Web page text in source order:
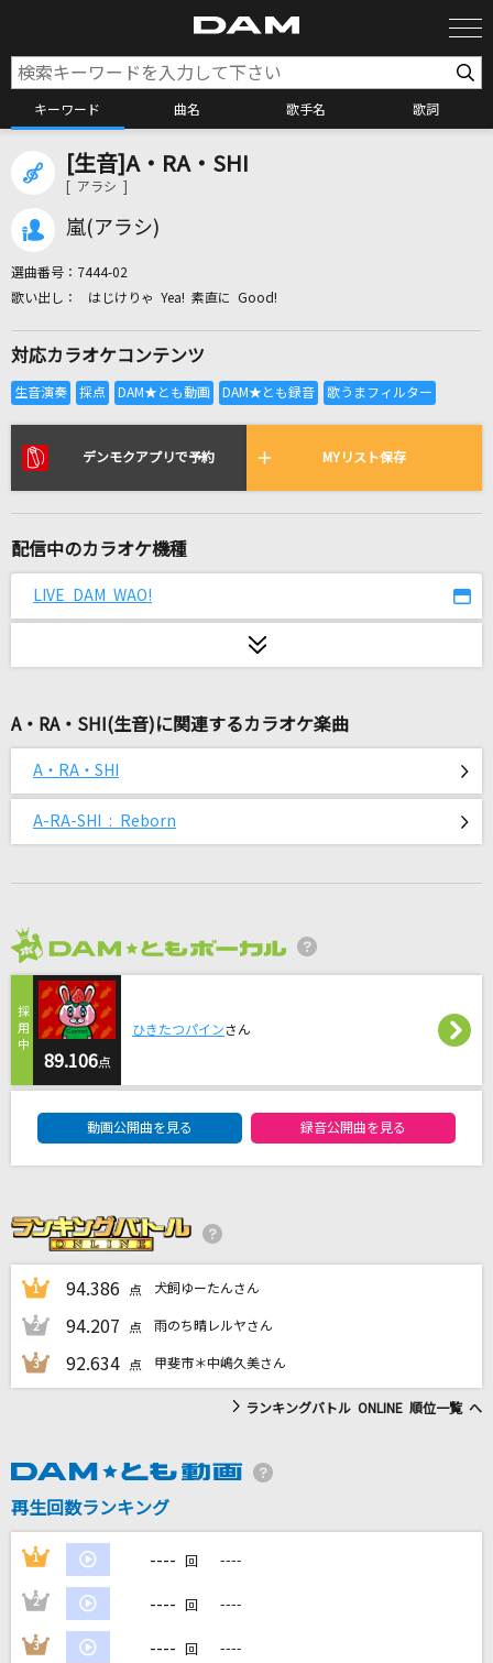
キーワード 曲名 歌手名 歌詞
カラオケ検索
全国りれき
リアルタイムで歌われている曲の一覧
クスシキ
It's Me
周波数
SEKAI NO OWARI(世界の終わり)
チェッカーズ
好きすぎて滅！
M!LK
[生音]プライド革命
CHiCO with HoneyWorks
花になって(TVアニメ『薬屋のひとりごと』バー
緑黄色社会
KISSして
もっと見る
DAMの新曲・ランキングなど
DAMに会員登録・ログインして
[生音]A・RA・SHI
[ アラシ ]
嵐(アラシ)
選曲番号： 7444-02
はじけりゃ Yea! 素直に Good!
対応カラオケコンテンツ
デンモクアプリで予約 MYリスト保存
配信中のカラオケ機種
LIVE DAM WAO!
A・RA・SHI(生音)に関連するカラオケ楽曲
A・RA・SHI
A-RA-SHI : Reborn
89.106点
ひきたつパインさん
動画公開曲を見る 録音公開曲を見る
1 94.386 点 犬飼ゆーたんさん
2 94.207 点 雨のち晴レルヤさん
3 92.634 点 甲斐市＊中嶋久美さん
ランキングバトル ONLINE 順位一覧 へ
再生回数ランキング
1 ---- 回 ----
2 ---- 回 ----
3 ---- 回 ----